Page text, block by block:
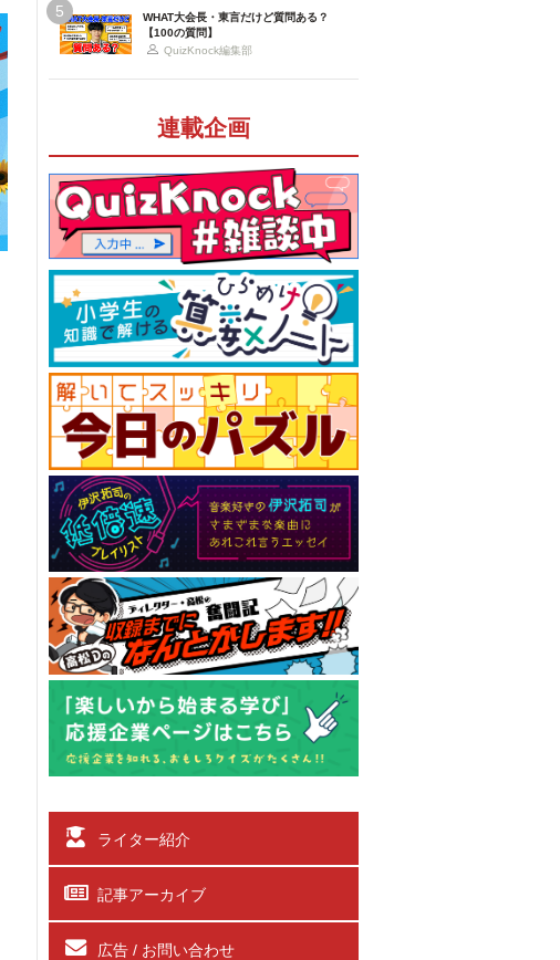
5
WHAT大会長・東言だけど質問ある？
【100の質問】
QuizKnock編集部
連載企画
ライター紹介
記事アーカイブ
広告 / お問い合わせ